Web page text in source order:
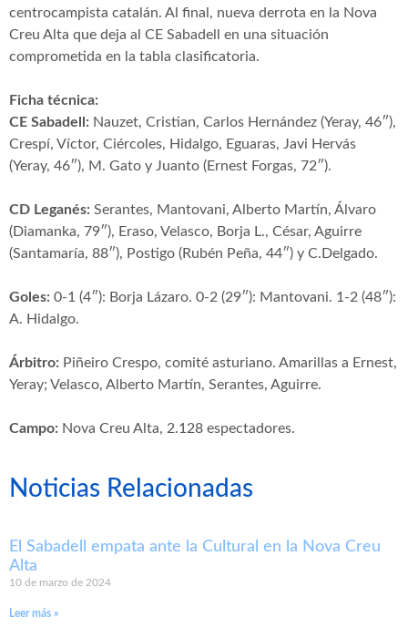
centrocampista catalán. Al final, nueva derrota en la Nova
Creu Alta que deja al CE Sabadell en una situación
comprometida en la tabla clasificatoria.
Ficha técnica:
CE Sabadell: Nauzet, Cristian, Carlos Hernández (Yeray, 46″),
Crespí, Víctor, Ciércoles, Hidalgo, Eguaras, Javi Hervás
(Yeray, 46″), M. Gato y Juanto (Ernest Forgas, 72″).
CD Leganés: Serantes, Mantovani, Alberto Martín, Álvaro
(Diamanka, 79″), Eraso, Velasco, Borja L., César, Aguirre
(Santamaría, 88″), Postigo (Rubén Peña, 44″) y C.Delgado.
Goles: 0-1 (4″): Borja Lázaro. 0-2 (29″): Mantovani. 1-2 (48″):
A. Hidalgo.
Árbitro: Piñeiro Crespo, comité asturiano. Amarillas a Ernest,
Yeray; Velasco, Alberto Martín, Serantes, Aguirre.
Campo: Nova Creu Alta, 2.128 espectadores.
Noticias Relacionadas
El Sabadell empata ante la Cultural en la Nova Creu
Alta
10 de marzo de 2024
Leer más »